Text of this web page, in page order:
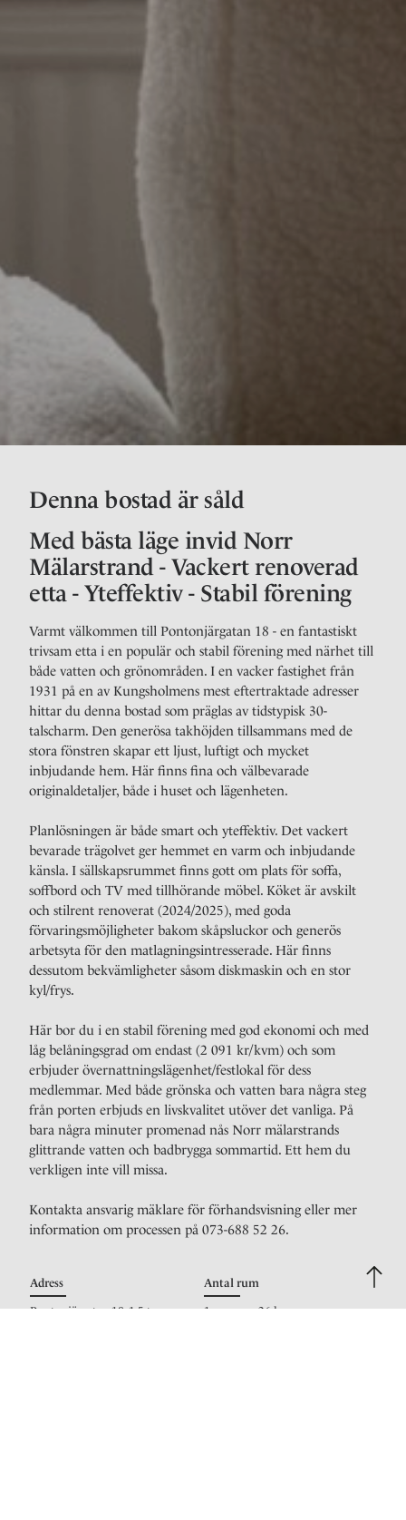
Denna bostad är såld
Med bästa läge invid Norr
Mälarstrand - Vackert renoverad
etta - Yteffektiv - Stabil förening
Varmt välkommen till Pontonjärgatan 18 - en fantastiskt
trivsam etta i en populär och stabil förening med närhet till
både vatten och grönområden. I en vacker fastighet från
1931 på en av Kungsholmens mest eftertraktade adresser
hittar du denna bostad som präglas av tidstypisk 30-
talscharm. Den generösa takhöjden tillsammans med de
stora fönstren skapar ett ljust, luftigt och mycket
inbjudande hem. Här finns fina och välbevarade
originaldetaljer, både i huset och lägenheten.
Planlösningen är både smart och yteffektiv. Det vackert
bevarade trägolvet ger hemmet en varm och inbjudande
känsla. I sällskapsrummet finns gott om plats för soffa,
soffbord och TV med tillhörande möbel. Köket är avskilt
och stilrent renoverat (2024/2025), med goda
förvaringsmöjligheter bakom skåpsluckor och generös
arbetsyta för den matlagningsintresserade. Här finns
dessutom bekvämligheter såsom diskmaskin och en stor
kyl/frys.
Här bor du i en stabil förening med god ekonomi och med
låg belåningsgrad om endast (2 091 kr/kvm) och som
erbjuder övernattningslägenhet/festlokal för dess
medlemmar. Med både grönska och vatten bara några steg
från porten erbjuds en livskvalitet utöver det vanliga. På
bara några minuter promenad nås Norr mälarstrands
glittrande vatten och badbrygga sommartid. Ett hem du
verkligen inte vill missa.
Kontakta ansvarig mäklare för förhandsvisning eller mer
information om processen på 073-688 52 26.
Adress
Pontonjärgatan 18, 1,5 tr
Antal rum
1 rum om 26 kvm